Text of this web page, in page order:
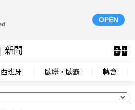
OPEN
新聞
西班牙 歐聯‧歐霸 轉會